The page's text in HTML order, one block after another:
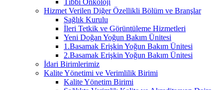
Hizmet Verilen Diğer Özellikli Bölüm ve Branşlar
Sağlık Kurulu
İleri Tetkik ve Görüntüleme Hizmetleri
Yeni Doğan Yoğun Bakım Ünitesi
1.Basamak Erişkin Yoğun Bakım Ünitesi
2.Basamak Erişkin Yoğun Bakım Ünitesi
İdari Birimlerimiz
Kalite Yönetimi ve Verimlilik Birimi
Kalite Yönetim Birimi